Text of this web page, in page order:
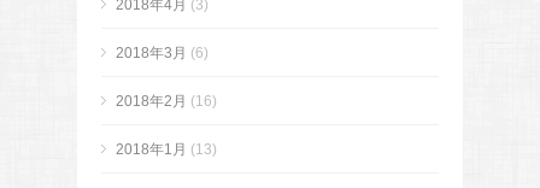
2018年4月 (3)
2018年3月 (6)
2018年2月 (16)
2018年1月 (13)